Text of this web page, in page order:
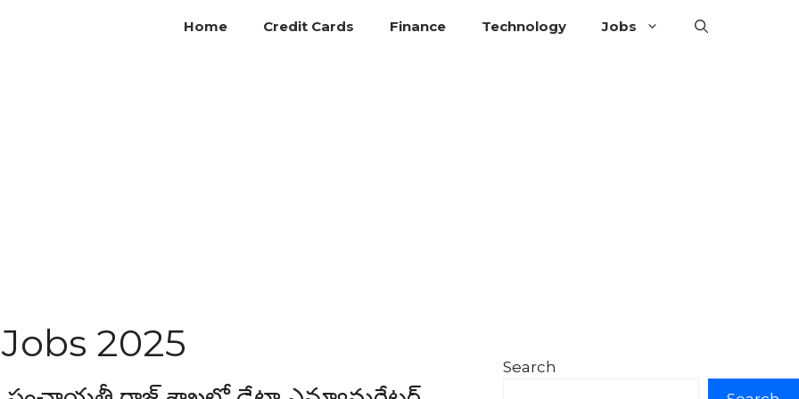
Home Credit Cards Finance Technology Jobs
2025
Search